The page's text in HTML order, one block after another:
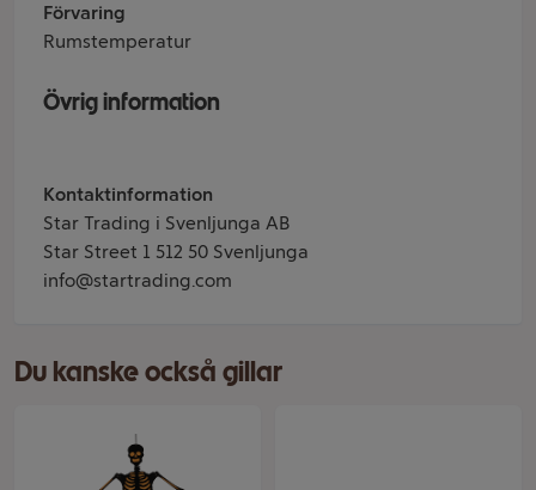
Förvaring
Rumstemperatur
Övrig information
Kontaktinformation
Star Trading i Svenljunga AB
Star Street 1 512 50 Svenljunga
info@startrading.com
Du kanske också gillar